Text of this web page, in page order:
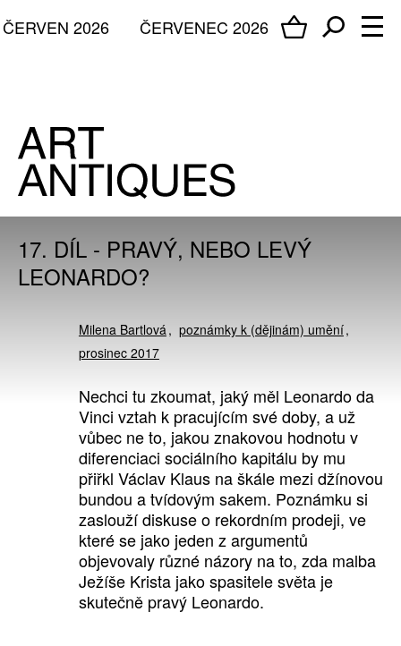
ČERVENEC 2026
ČERVEN 2026
17. DÍL - PRAVÝ, NEBO LEVÝ
LEONARDO?
Milena Bartlová
poznámky k (dějinám) umění
prosinec 2017
Nechci tu zkoumat, jaký měl Leonardo da
Vinci vztah k pracujícím své doby, a už
vůbec ne to, jakou znakovou hodnotu v
diferenciaci sociálního kapitálu by mu
přiřkl Václav Klaus na škále mezi džínovou
bundou a tvídovým sakem. Poznámku si
zaslouží diskuse o rekordním prodeji, ve
které se jako jeden z argumentů
objevovaly různé názory na to, zda malba
Ježíše Krista jako spasitele světa je
skutečně pravý Leonardo.